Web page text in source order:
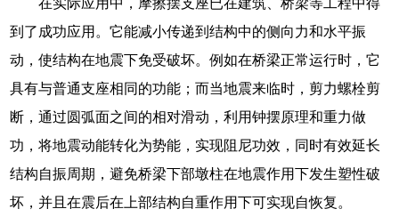
到了成功应用。它能减小传递到结构中的侧向力和水平振
动，使结构在地震下免受破坏。例如在桥梁正常运行时，它
具有与普通支座相同的功能；而当地震来临时，剪力螺栓剪
断，通过圆弧面之间的相对滑动，利用钟摆原理和重力做
功，将地震动能转化为势能，实现阻尼功效，同时有效延长
结构自振周期，避免桥梁下部墩柱在地震作用下发生塑性破
坏，并且在震后在上部结构自重作用下可实现自恢复。